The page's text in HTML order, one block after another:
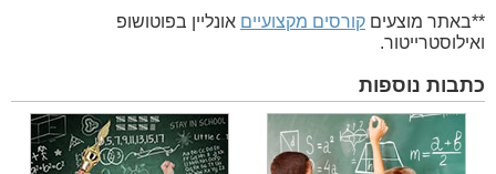
**באתר מוצעים קורסים מקצועיים אונליין בפוטושופ
ואילוסטרייטור.
כתבות נוספות